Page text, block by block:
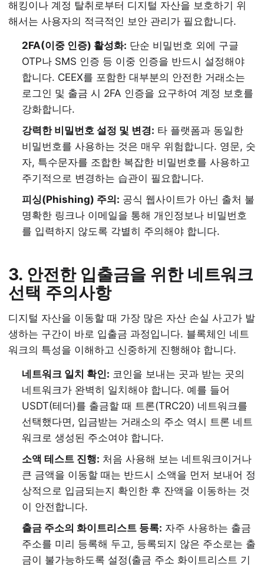
해킹이나 계정 탈취로부터 디지털 자산을 보호하기 위
해서는 사용자의 적극적인 보안 관리가 필요합니다.
2FA(이중 인증) 활성화: 단순 비밀번호 외에 구글
OTP나 SMS 인증 등 이중 인증을 반드시 설정해야
합니다. CEEX를 포함한 대부분의 안전한 거래소는
로그인 및 출금 시 2FA 인증을 요구하여 계정 보호를
강화합니다.
강력한 비밀번호 설정 및 변경: 타 플랫폼과 동일한
비밀번호를 사용하는 것은 매우 위험합니다. 영문, 숫
자, 특수문자를 조합한 복잡한 비밀번호를 사용하고
주기적으로 변경하는 습관이 필요합니다.
피싱(Phishing) 주의: 공식 웹사이트가 아닌 출처 불
명확한 링크나 이메일을 통해 개인정보나 비밀번호
를 입력하지 않도록 각별히 주의해야 합니다.
3. 안전한 입출금을 위한 네트워크
선택 주의사항
디지털 자산을 이동할 때 가장 많은 자산 손실 사고가 발
생하는 구간이 바로 입출금 과정입니다. 블록체인 네트
워크의 특성을 이해하고 신중하게 진행해야 합니다.
네트워크 일치 확인: 코인을 보내는 곳과 받는 곳의
네트워크가 완벽히 일치해야 합니다. 예를 들어
USDT(테더)를 출금할 때 트론(TRC20) 네트워크를
선택했다면, 입금받는 거래소의 주소 역시 트론 네트
워크로 생성된 주소여야 합니다.
소액 테스트 진행: 처음 사용해 보는 네트워크이거나
큰 금액을 이동할 때는 반드시 소액을 먼저 보내어 정
상적으로 입금되는지 확인한 후 잔액을 이동하는 것
이 안전합니다.
출금 주소의 화이트리스트 등록: 자주 사용하는 출금
주소를 미리 등록해 두고, 등록되지 않은 주소로는 출
금이 불가능하도록 설정(출금 주소 화이트리스트 기